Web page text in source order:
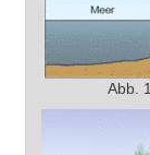
Abb.